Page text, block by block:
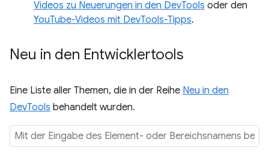
Videos zu Neuerungen in den DevTools oder den
YouTube-Videos mit DevTools-Tipps.
Neu in den Entwicklertools
Eine Liste aller Themen, die in der Reihe Neu in den
DevTools behandelt wurden.